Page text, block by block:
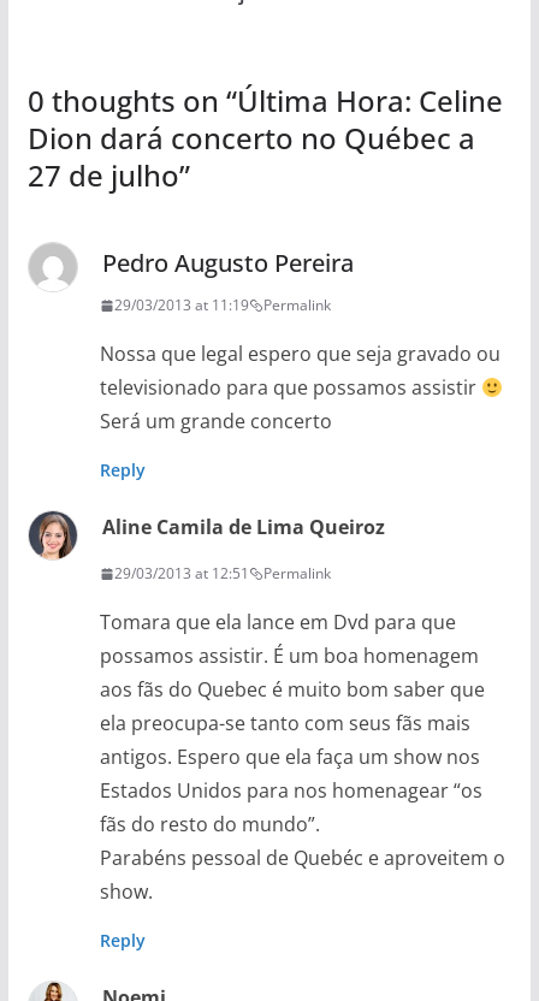
0 thoughts on “Última Hora: Celine
Dion dará concerto no Québec a
27 de julho”
Pedro Augusto Pereira
29/03/2013 at 11:19 Permalink
Nossa que legal espero que seja gravado ou
televisionado para que possamos assistir
Será um grande concerto
Reply
Aline Camila de Lima Queiroz
29/03/2013 at 12:51 Permalink
Tomara que ela lance em Dvd para que
possamos assistir. É um boa homenagem
aos fãs do Quebec é muito bom saber que
ela preocupa-se tanto com seus fãs mais
antigos. Espero que ela faça um show nos
Estados Unidos para nos homenagear “os
fãs do resto do mundo”.
Parabéns pessoal de Quebéc e aproveitem o
show.
Reply